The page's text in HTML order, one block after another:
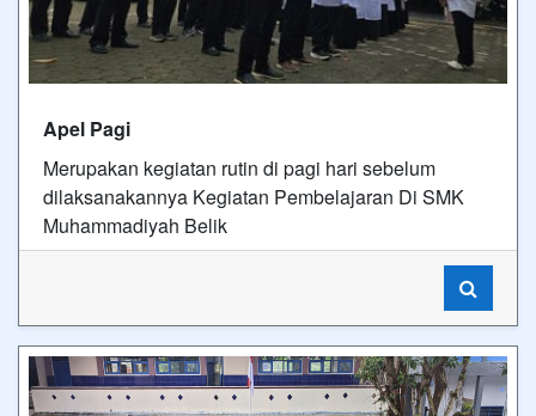
Apel Pagi
Merupakan kegiatan rutin di pagi hari sebelum
dilaksanakannya Kegiatan Pembelajaran Di SMK
Muhammadiyah Belik